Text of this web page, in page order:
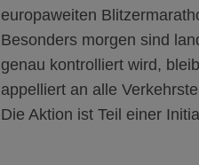
europaweiten
Besonders morgen sind
genau kontrolliert wird,
appelliert an alle
Die Aktion ist Teil einer